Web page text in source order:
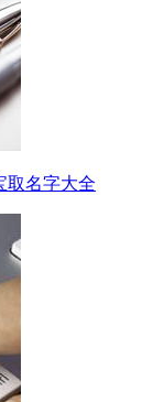
取名字大全